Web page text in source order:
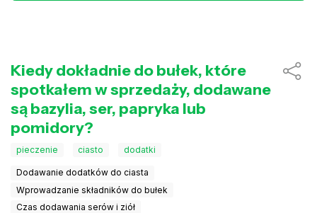
Kiedy dokładnie do bułek, które
spotkałem w sprzedaży, dodawane
są bazylia, ser, papryka lub
pomidory?
pieczenie ciasto dodatki
Dodawanie dodatków do ciasta
Wprowadzanie składników do bułek
Czas dodawania serów i ziół